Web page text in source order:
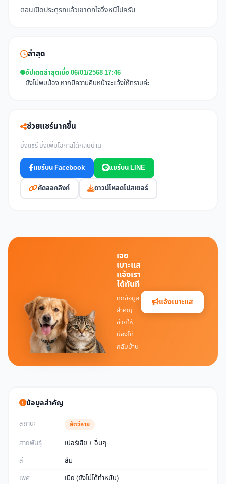
ตอนเปิดประตูรถแล้วเขาตกใจวิ่งหนีไปครับ
ล่าสุด
อัปเดตล่าสุดเมื่อ 06/01/2568 17:46
ยังไม่พบน้อง หากมีความคืบหน้าจะแจ้งให้ทราบค่ะ
ช่วยแชร์มากขึ้น
ยิ่งแชร์ ยิ่งเพิ่มโอกาสได้กลับบ้าน
แชร์บน Facebook แชร์บน LINE
คัดลอกลิงก์ ดาวน์โหลดโปสเตอร์
เจอ
เบาะแส
แจ้งเรา
ได้ทันที
ทุกข้อมูล
สำคัญ
ช่วยให้
น้องได้
กลับบ้าน
แจ้งเบาะแส
ข้อมูลสำคัญ
สถานะ สัตว์หาย
สายพันธุ์
เปอร์เซีย + อื่นๆ
สี
ส้ม
เพศ
เมีย (ยังไม่ได้ทำหมัน)